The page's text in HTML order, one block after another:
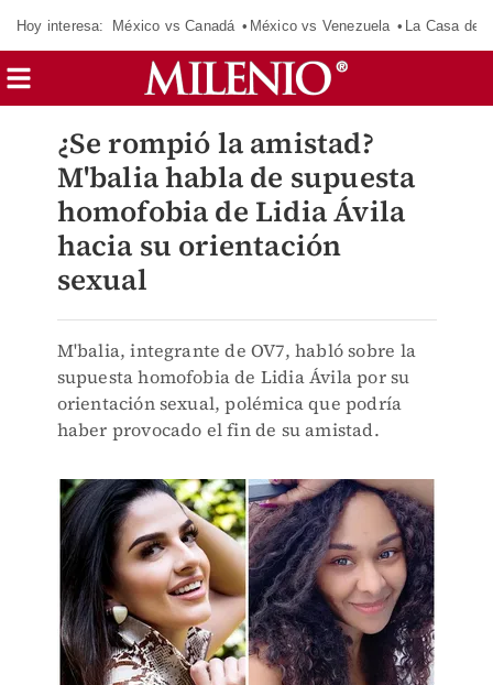
Hoy interesa: México vs Canadá México vs Venezuela La Casa de
¿Se rompió la amistad?
M'balia habla de supuesta
homofobia de Lidia Ávila
hacia su orientación
sexual
M'balia, integrante de OV7, habló sobre la
supuesta homofobia de Lidia Ávila por su
orientación sexual, polémica que podría
haber provocado el fin de su amistad.